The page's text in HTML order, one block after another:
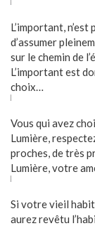
L’important,
d’assumer
sur le chemin de
L’important est
choix…
Vous qui avez
Lumière,
proches, de très
Lumière, votre
Si votre vieil habit
aurez revêtu